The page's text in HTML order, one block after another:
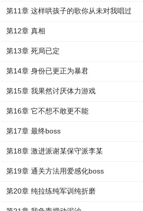
第11章 这样哄孩子的歌你从未对我唱过
第12章 真相
第13章 死局已定
第14章 身份已更正为暴君
第15章 我果然讨厌体力游戏
第16章 它不想不敢更不能
第17章 最终boss
第18章 激进派谢某保守派李某
第19章 通关方法用爱感化boss
第20章 纯拉练纯军训纯折磨